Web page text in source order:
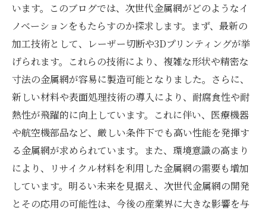
います。このブログでは、次世代金属網がどのようなイ
ノベーションをもたらすのか探求します。まず、最新の
加工技術として、レーザー切断や3Dプリンティングが挙
げられます。これらの技術により、複雑な形状や精密な
寸法の金属網が容易に製造可能となりました。さらに、
新しい材料や表面処理技術の導入により、耐腐食性や耐
熱性が飛躍的に向上しています。これに伴い、医療機器
や航空機部品など、厳しい条件下でも高い性能を発揮す
る金属網が求められています。また、環境意識の高まり
により、リサイクル材料を利用した金属網の需要も増加
しています。明るい未来を見据え、次世代金属網の開発
とその応用の可能性は、今後の産業界に大きな影響を与